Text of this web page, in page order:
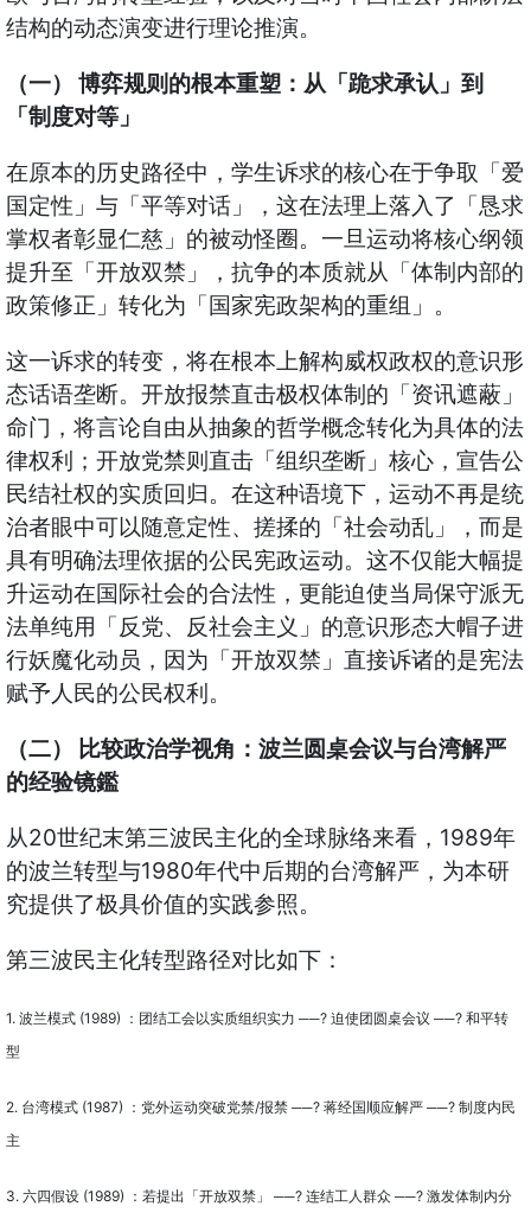
结构的动态演变进行理论推演。
（一） 博弈规则的根本重塑：从「跪求承认」到
「制度对等」
在原本的历史路径中，学生诉求的核心在于争取「爱
国定性」与「平等对话」，这在法理上落入了「恳求
掌权者彰显仁慈」的被动怪圈。一旦运动将核心纲领
提升至「开放双禁」，抗争的本质就从「体制内部的
政策修正」转化为「国家宪政架构的重组」。
这一诉求的转变，将在根本上解构威权政权的意识形
态话语垄断。开放报禁直击极权体制的「资讯遮蔽」
命门，将言论自由从抽象的哲学概念转化为具体的法
律权利；开放党禁则直击「组织垄断」核心，宣告公
民结社权的实质回归。在这种语境下，运动不再是统
治者眼中可以随意定性、搓揉的「社会动乱」，而是
具有明确法理依据的公民宪政运动。这不仅能大幅提
升运动在国际社会的合法性，更能迫使当局保守派无
法单纯用「反党、反社会主义」的意识形态大帽子进
行妖魔化动员，因为「开放双禁」直接诉诸的是宪法
赋予人民的公民权利。
（二） 比较政治学视角：波兰圆桌会议与台湾解严
的经验镜鑑
从20世纪末第三波民主化的全球脉络来看，1989年
的波兰转型与1980年代中后期的台湾解严，为本研
究提供了极具价值的实践参照。
第三波民主化转型路径对比如下：
1. 波兰模式 (1989) ：团结工会以实质组织实力 ──? 迫使团圆桌会议 ──? 和平转
型
2. 台湾模式 (1987) ：党外运动突破党禁/报禁 ──? 蒋经国顺应解严 ──? 制度内民
主
3. 六四假设 (1989) ：若提出「开放双禁」 ──? 连结工人群众 ──? 激发体制内分